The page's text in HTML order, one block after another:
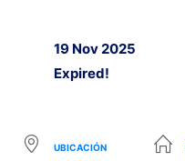
19 Nov 2025
Expired!
UBICACIÓN